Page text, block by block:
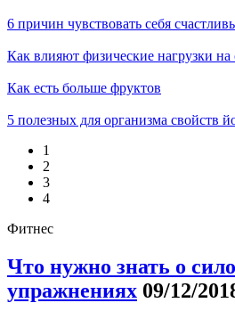
6 причин чувствовать себя
Как влияют физические нагрузки на
Как есть больше фруктов
5 полезных для организма свойств
1
2
3
4
Фитнес
Что нужно знать о
упражнениях 09/12/